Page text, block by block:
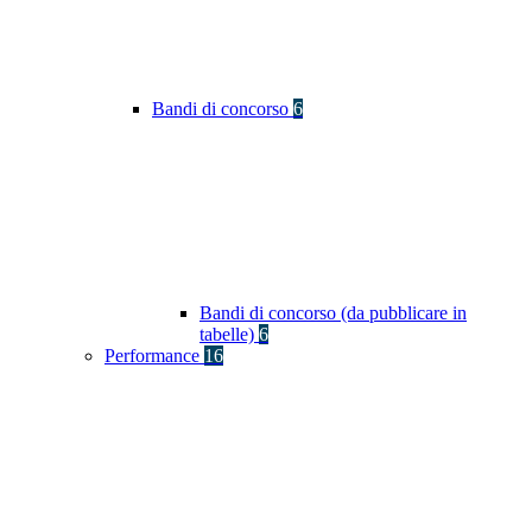
Bandi di concorso 6
Bandi di concorso (da pubblicare in
tabelle) 6
Performance 16